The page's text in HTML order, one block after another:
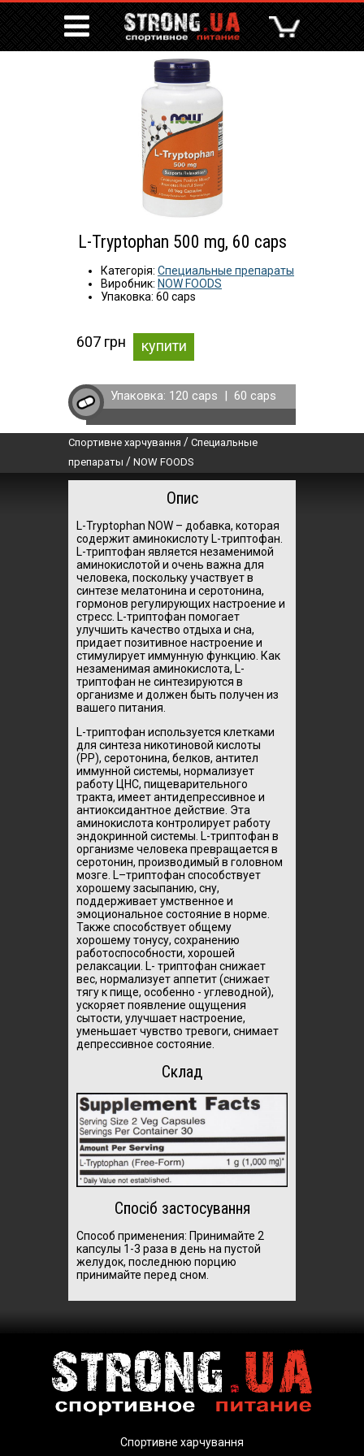
L-Tryptophan 500 mg, 60 caps
Категорія: Специальные препараты
Виробник: NOW FOODS
Упаковка: 60 caps
607 грн купити
Упаковка: 120 caps | 60 caps
Спортивне харчування / Специальные
препараты / NOW FOODS
Опис
L-Tryptophan NOW – добавка, которая
содержит аминокислоту L-триптофан.
L-триптофан является незаменимой
аминокислотой и очень важна для
человека, поскольку участвует в
синтезе мелатонина и серотонина,
гормонов регулирующих настроение и
стресс. L-триптофан помогает
улучшить качество отдыха и сна,
придает позитивное настроение и
стимулирует иммунную функцию. Как
незаменимая аминокислота, L-
триптофан не синтезируются в
организме и должен быть получен из
вашего питания.
L-триптофан используется клетками
для синтеза никотиновой кислоты
(РР), серотонина, белков, антител
иммунной системы, нормализует
работу ЦНС, пищеварительного
тракта, имеет антидепрессивное и
антиоксидантное действие. Эта
аминокислота контролирует работу
эндокринной системы. L-триптофан в
организме человека превращается в
серотонин, производимый в головном
мозге. L–триптофан способствует
хорошему засыпанию, сну,
поддерживает умственное и
эмоциональное состояние в норме.
Также способствует общему
хорошему тонусу, сохранению
работоспособности, хорошей
релаксации. L- триптофан снижает
вес, нормализует аппетит (снижает
тягу к пище, особенно - углеводной),
ускоряет появление ощущения
сытости, улучшает настроение,
уменьшает чувство тревоги, снимает
депрессивное состояние.
Склад
Спосіб застосування
Способ применения: Принимайте 2
капсулы 1-3 раза в день на пустой
желудок, последнюю порцию
принимайте перед сном.
Спортивне харчування